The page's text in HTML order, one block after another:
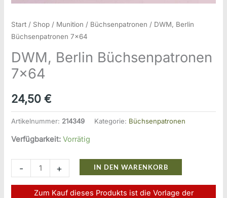
Start / Shop / Munition / Büchsenpatronen / DWM, Berlin
Büchsenpatronen 7×64
DWM, Berlin Büchsenpatronen
7×64
24,50€
Artikelnummer: 214349 Kategorie: Büchsenpatronen
Verfügbarkeit: Vorrätig
-
Berlin
Büchsenpatronen
+ IN DEN WARENKORB
Zum Kauf dieses Produkts ist die Vorlage der